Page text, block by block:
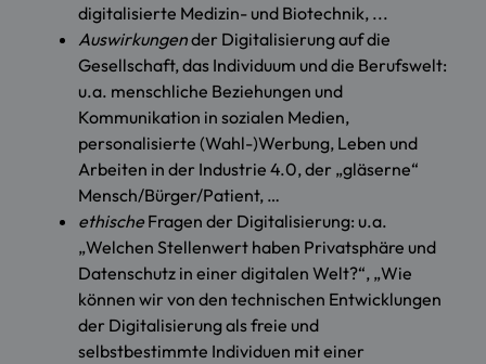
digitalisierte Medizin- und Biotechnik, ...
Auswirkungender Digitalisierung auf die
Gesellschaft, das Individuum und die Berufswelt:
u.a. menschliche Beziehungen und
Kommunikation in sozialen Medien,
personalisierte (Wahl-)Werbung, Leben und
Arbeiten in der Industrie 4.0, der „gläserne“
Mensch/Bürger/Patient, …
ethische Fragen der Digitalisierung: u.a.
„Welchen Stellenwert haben Privatsphäre und
Datenschutz in einer digitalen Welt?“, „Wie
können wir von den technischen Entwicklungen
der Digitalisierung als freie und
selbstbestimmte Individuen mit einer